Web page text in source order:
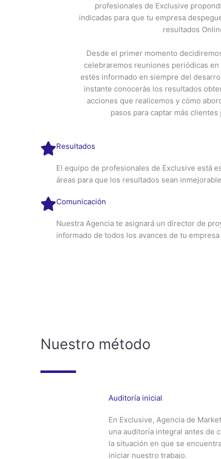
profesionales de Exclusive
indicadas para que tu empresa
resultados
Desde el primer momento
celebraremos reuniones periódicas
estés informado en siempre del
instante conocerás los resultados
acciones que realicemos y cómo
pasos para captar más clientes
Resultados
El equipo de profesionales de Exclusive está
áreas para que los resultados sean
Comunicación
Nuestra Agencia te asignará un director de
informado de todos los avances de tu
Nuestro método
Auditoría inicial
En Exclusive, Agencia de
una auditoría integral antes de
la situación en que se
iniciar nuestro trabajo.